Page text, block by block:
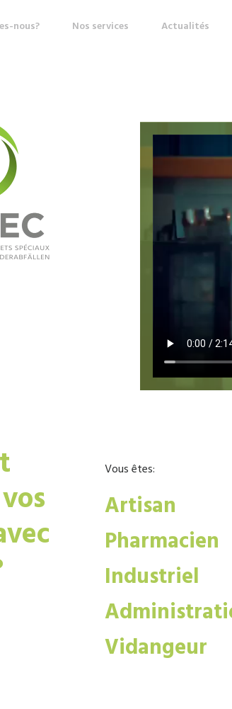
nous? Nos services Actualités
Vous êtes:
Artisan
Pharmacien
Industriel
Vidangeur